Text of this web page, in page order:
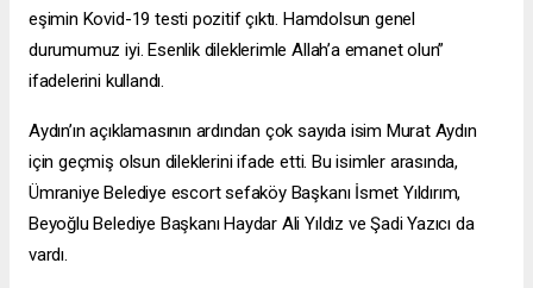
eşimin Kovid-19 testi pozitif çıktı. Hamdolsun genel
durumumuz iyi. Esenlik dileklerimle Allah’a emanet olun”
ifadelerini kullandı.
Aydın’ın açıklamasının ardından çok sayıda isim Murat Aydın
için geçmiş olsun dileklerini ifade etti. Bu isimler arasında,
Ümraniye Belediye escort sefaköyBaşkanı İsmet Yıldırım,
Beyoğlu Belediye Başkanı Haydar Ali Yıldız ve Şadi Yazıcı da
vardı.